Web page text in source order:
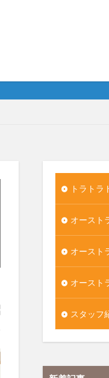
トラトラ
オースト
オースト
オースト
スタッフ